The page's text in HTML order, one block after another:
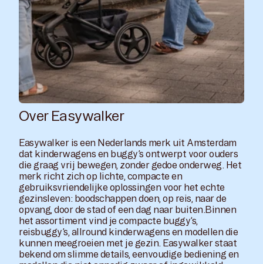
Over Easywalker
Easywalker is een Nederlands merk uit Amsterdam
dat kinderwagens en buggy’s ontwerpt voor ouders
die graag vrij bewegen, zonder gedoe onderweg. Het
merk richt zich op lichte, compacte en
gebruiksvriendelijke oplossingen voor het echte
gezinsleven: boodschappen doen, op reis, naar de
opvang, door de stad of een dag naar buiten.Binnen
het assortiment vind je compacte buggy’s,
reisbuggy’s, allround kinderwagens en modellen die
kunnen meegroeien met je gezin. Easywalker staat
bekend om slimme details, eenvoudige bediening en